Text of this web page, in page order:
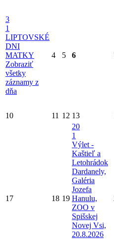
3
1
LIPTOVSKÉ
DNI
MATKY
Zobraziť
všetky
záznamy z
dňa
4 5 6
10 11 12 13
17 18 19
20
1
Výlet -
Kaštieľ a
Letohrádok
Dardanely,
Galéria
Jozefa
Hanulu,
ZOO v
Spišskej
Novej Vsi,
20.8.2026